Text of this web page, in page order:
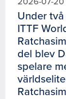
Under
ITTF
del blev
spelare